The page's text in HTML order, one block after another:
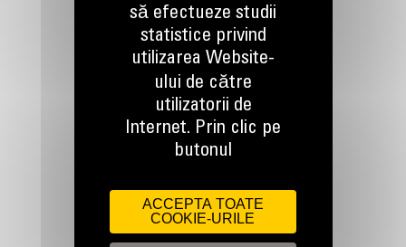
Apelati-ne
0800 89 10 10
Scrieti-ne
TRIMITETI O CERERE
să efectueze studii
statistice privind
utilizarea Website-
ului de către
utilizatorii de
Internet. Prin clic pe
butonul
ACCEPTA TOATE
COOKIE-URILE